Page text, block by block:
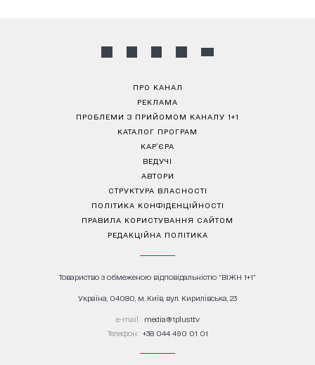
ПРО КАНАЛ
РЕКЛАМА
ПРОБЛЕМИ З ПРИЙОМОМ КАНАЛУ 1+1
КАТАЛОГ ПРОГРАМ
КАР’ЄРА
ВЕДУЧІ
АВТОРИ
СТРУКТУРА ВЛАСНОСТІ
ПОЛІТИКА КОНФІДЕНЦІЙНОСТІ
ПРАВИЛА КОРИСТУВАННЯ САЙТОМ
РЕДАКЦІЙНА ПОЛІТИКА
Товариство з обмеженою відповідальністю "ВІЖН 1+1"
Україна, 04080, м. Київ, вул. Кирилівська, 23
е-mail: media@1plus1.tv
Телефон: +38 044 490 01 01